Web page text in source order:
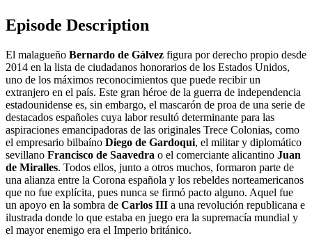
Episode Description
El malagueño Bernardo de Gálvez figura por derecho propio desde
2014 en la lista de ciudadanos honorarios de los Estados Unidos,
uno de los máximos reconocimientos que puede recibir un
extranjero en el país. Este gran héroe de la guerra de independencia
estadounidense es, sin embargo, el mascarón de proa de una serie de
destacados españoles cuya labor resultó determinante para las
aspiraciones emancipadoras de las originales Trece Colonias, como
el empresario bilbaíno Diego de Gardoqui, el militar y diplomático
sevillano Francisco de Saavedra o el comerciante alicantino Juan
de Miralles. Todos ellos, junto a otros muchos, formaron parte de
una alianza entre la Corona española y los rebeldes norteamericanos
que no fue explícita, pues nunca se firmó pacto alguno. Aquel fue
un apoyo en la sombra de Carlos III a una revolución republicana e
ilustrada donde lo que estaba en juego era la supremacía mundial y
el mayor enemigo era el Imperio británico.